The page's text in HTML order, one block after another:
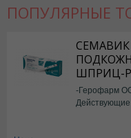
ПОПУЛЯРНЫЕ
СЕМАВИК
ШПРИЦ-
-Герофарм